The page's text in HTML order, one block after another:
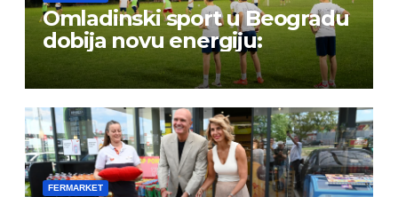
Omladinski sport u Beogradu
dobija novu energiju:
FERMARKET